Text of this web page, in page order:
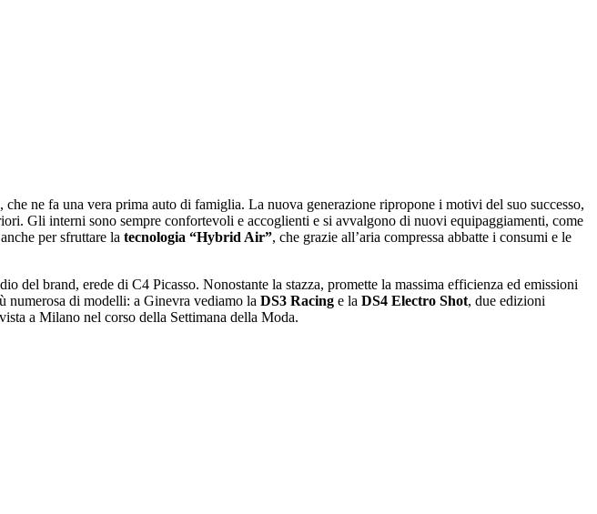
ne fa una vera prima auto di famiglia. La nuova generazione ripropone i motivi del suo successo,
Gli interni sono sempre confortevoli e accoglienti e si avvalgono di nuovi equipaggiamenti, come
per sfruttare la tecnologia “Hybrid Air”, che grazie all’aria compressa abbatte i consumi e le
del brand, erede di C4 Picasso. Nonostante la stazza, promette la massima efficienza ed emissioni
numerosa di modelli: a Ginevra vediamo la DS3 Racing e la DS4 Electro Shot, due edizioni
a Milano nel corso della Settimana della Moda.